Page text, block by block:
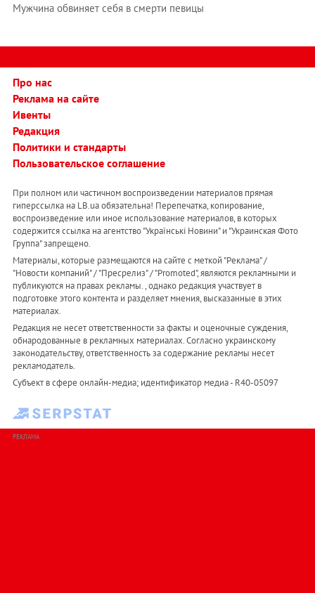
Мужчина обвиняет cебя в смерти певицы
Про нас
Реклама на сайте
Ивенты
Редакция
Политики и стандарты
Пользовательское соглашение
При полном или частичном воспроизведении материалов прямая
гиперссылка на LB.ua обязательна! Перепечатка, копирование,
воспроизведение или иное использование материалов, в которых
содержится ссылка на агентство "Українськi Новини" и "Украинская Фото
Группа" запрещено.
Материалы, которые размещаются на сайте с меткой "Реклама" /
"Новости компаний" / "Пресрелиз" / "Promoted", являются рекламными и
публикуются на правах рекламы. , однако редакция участвует в
подготовке этого контента и разделяет мнения, высказанные в этих
материалах.
Редакция не несет ответственности за факты и оценочные суждения,
обнародованные в рекламных материалах. Согласно украинскому
законодательству, ответственность за содержание рекламы несет
рекламодатель.
Субъект в сфере онлайн-медиа; идентификатор медиа - R40-05097
РЕКЛАМА